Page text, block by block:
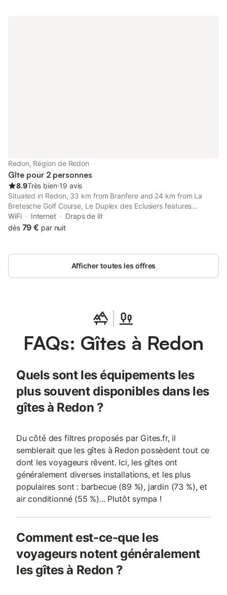
Redon, Région de Redon
Gîte pour 2 personnes
8.9Très bien⋅19 avis
Situated in Redon, 33 km from Branfere and 24 km from La
Bretesche Golf Course, Le Duplex des Eclusiers features
accommodation with free WiFi in a historic building. The
property has river and city views, and is 45 km from Savenay
WiFi Internet
Draps de lit
dès 79 € par nuit
Afficher toutes les offres
FAQs: Gîtes à Redon
Quels sont les équipements les
plus souvent disponibles dans les
gîtes à Redon ?
Du côté des filtres proposés par Gites.fr, il
semblerait que les gîtes à Redon possèdent tout ce
dont les voyageurs rêvent. Ici, les gîtes ont
généralement diverses installations, et les plus
populaires sont : barbecue (89 %), jardin (73 %), et
air conditionné (55 %)... Plutôt sympa !
Comment est-ce-que les
voyageurs notent généralement
les gîtes à Redon ?